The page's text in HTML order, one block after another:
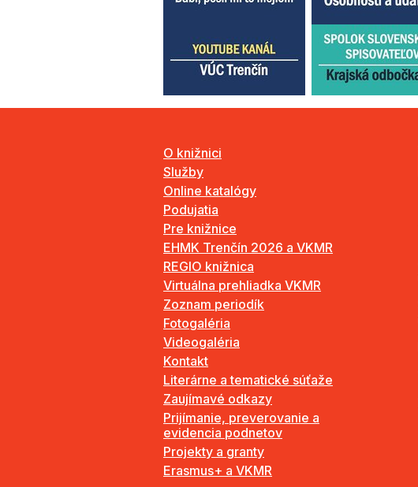
O knižnici
Služby
Online katalógy
Podujatia
Pre knižnice
EHMK Trenčín 2026 a VKMR
REGIO knižnica
Virtuálna prehliadka VKMR
Zoznam periodík
Fotogaléria
Videogaléria
Kontakt
Literárne a tematické súťaže
Zaujímavé odkazy
Prijímanie, preverovanie a
evidencia podnetov
Projekty a granty
Erasmus+ a VKMR